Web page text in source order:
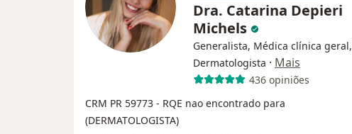
Dra. Catarina Depieri
Michels
Generalista, Médica clínica geral,
Dermatologista · Mais
436 opiniões
CRM PR 59773 - RQE nao encontrado para
(DERMATOLOGISTA)